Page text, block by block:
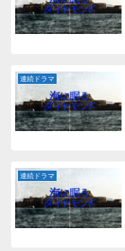
連続ドラマ
連続ドラマ